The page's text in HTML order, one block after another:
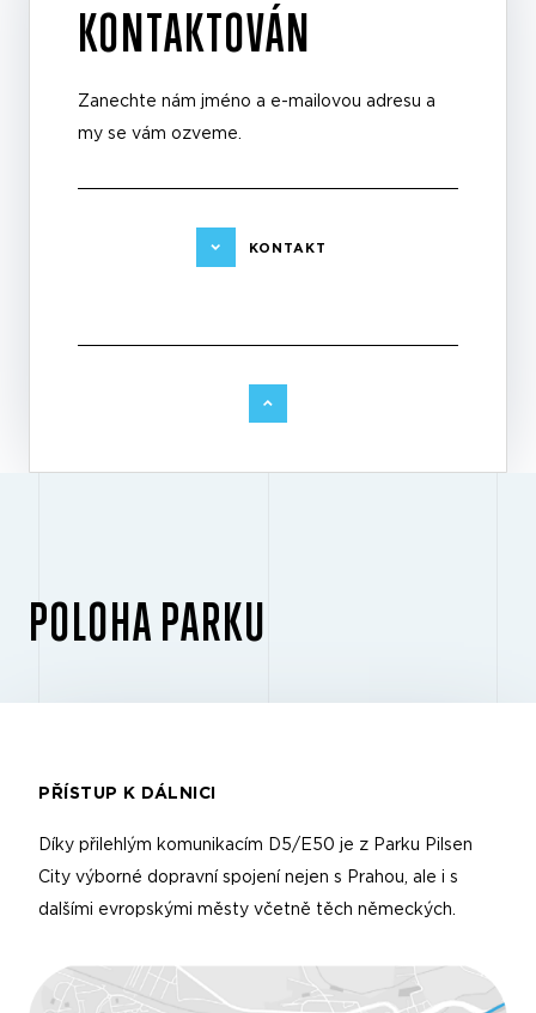
KONTAKTOVÁN
Zanechte nám jméno a e-mailovou adresu a
my se vám ozveme.
KONTAKT
POLOHA PARKU
PŘÍSTUP K DÁLNICI
Díky přilehlým komunikacím D5/E50 je z Parku Pilsen
City výborné dopravní spojení nejen s Prahou, ale i s
dalšími evropskými městy včetně těch německých.